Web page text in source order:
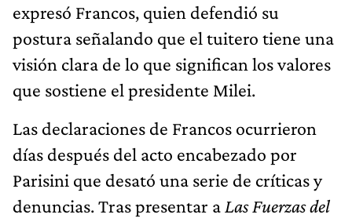
expresó Francos, quien defendió su
postura señalando que el tuitero tiene una
visión clara de lo que significan los valores
que sostiene el presidente Milei.
Las declaraciones de Francos ocurrieron
días después del acto encabezado por
Parisini que desató una serie de críticas y
denuncias. Tras presentar a Las Fuerzas del